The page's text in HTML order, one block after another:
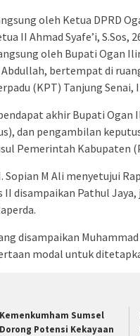
oleh Ketua DPRD
II Ahmad Syafe’i, S.Sos,
oleh Bupati Ogan Ilir
bertempat di
(KPT) Tanjung Senai,
akhir Bupati Ogan
dan pengambilan
Pemerintah Kabupaten
Sopian M Ali menyetujui
disampaikan Pathul
disampaikan
modal untuk
Kemenkumham Sumsel
Dorong Potensi Kekayaan